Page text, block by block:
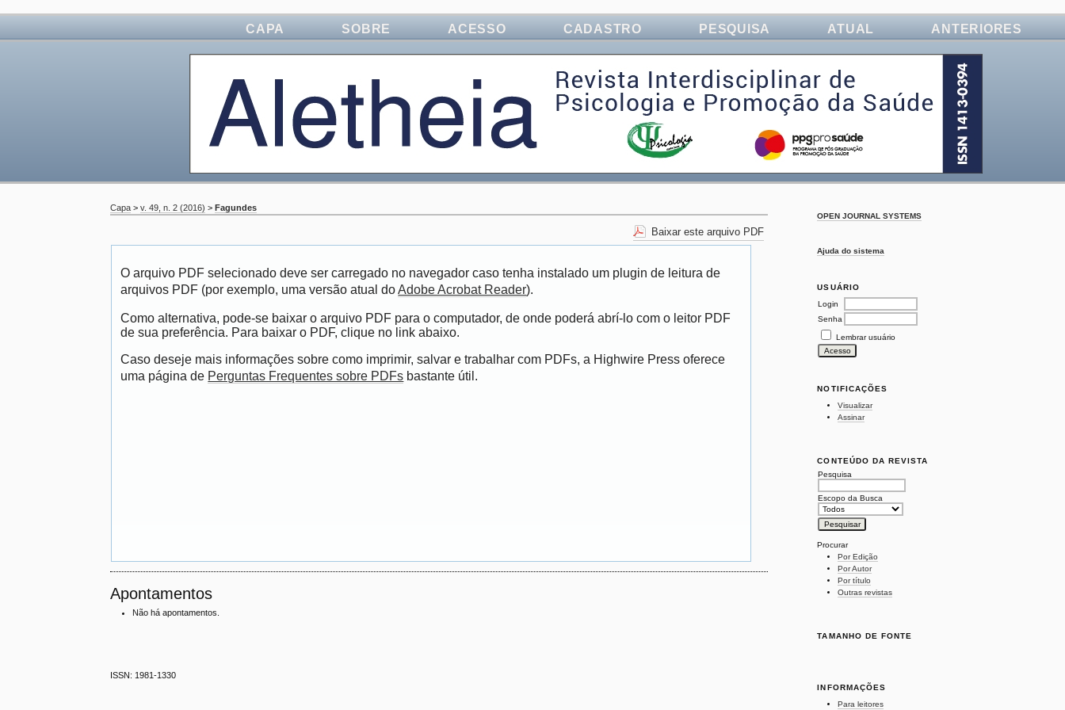
OPEN JOURNAL SYSTEMS
Ajuda do sistema
USUÁRIO
Login
Senha
Lembrar usuário
NOTIFICAÇÕES
Visualizar
Assinar
CONTEÚDO DA REVISTA
Pesquisa
Escopo da Busca
Procurar
Por Edição
Por Autor
Por título
Outras revistas
TAMANHO DE FONTE
INFORMAÇÕES
Para leitores
CAPA SOBRE ACESSO CADASTRO PESQUISA ATUAL ANTERIORES
Capa >v. 49, n. 2 (2016) >Fagundes
Baixar este arquivo PDF
O arquivo PDF selecionado deve ser carregado no navegador caso tenha instalado um plugin de leitura de
arquivos PDF (por exemplo, uma versão atual doAdobe Acrobat Reader).
Como alternativa, pode-se baixar o arquivo PDF para o computador, de onde poderá abrí-lo com o leitor PDF
de sua preferência. Para baixar o PDF, clique no link abaixo.
Caso deseje mais informações sobre como imprimir, salvar e trabalhar com PDFs, a Highwire Press oferece
uma página de Perguntas Frequentes sobre PDFs bastante útil.
Apontamentos
Não há apontamentos.
ISSN: 1981-1330